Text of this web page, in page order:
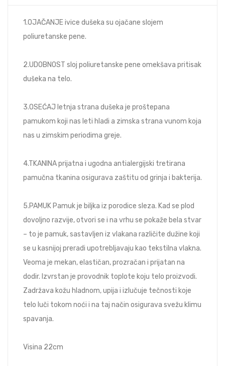
1.OJAČANJE ivice dušeka su ojačane slojem
poliuretanske pene.
2.UDOBNOST sloj poliuretanske pene omekšava pritisak
dušeka na telo.
3.OSEĆAJ letnja strana dušeka je proštepana
pamukom koji nas leti hladi a zimska strana vunom koja
nas u zimskim periodima greje.
4.TKANINA prijatna i ugodna antialergijski tretirana
pamučna tkanina osigurava zaštitu od grinja i bakterija.
5.PAMUK Pamuk je biljka iz porodice sleza. Kad se plod
dovoljno razvije, otvori se i na vrhu se pokaže bela stvar
– to je pamuk, sastavljen iz vlakana različite dužine koji
se u kasnijoj preradi upotrebljavaju kao tekstilna vlakna.
Veoma je mekan, elastičan, prozračan i prijatan na
dodir. Izvrstan je provodnik toplote koju telo proizvodi.
Zadržava kožu hladnom, upija i izlučuje tečnosti koje
telo luči tokom noći i na taj način osigurava svežu klimu
spavanja.
Visina 22cm